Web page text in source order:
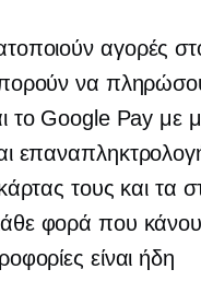
αγορές
να
το Google Pay με
τους και τα
φορά που
είναι ήδη